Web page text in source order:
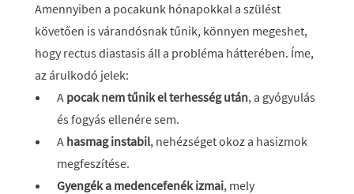
Amennyiben a pocakunk hónapokkal a szülést
követően is várandósnak tűnik, könnyen megeshet,
hogy rectus diastasis áll a probléma hátterében. Íme,
az árulkodó jelek:
A pocak nem tűnik el terhesség után, a gyógyulás
és fogyás ellenére sem.
A hasmag instabil, nehézséget okoz a hasizmok
megfeszítése.
Gyengék a medencefenék izmai, mely